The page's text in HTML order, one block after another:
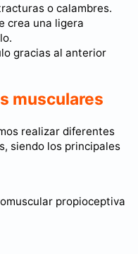
o calambres.
crea una ligera
gracias al anterior
musculares
realizar diferentes
siendo los principales
propioceptiva